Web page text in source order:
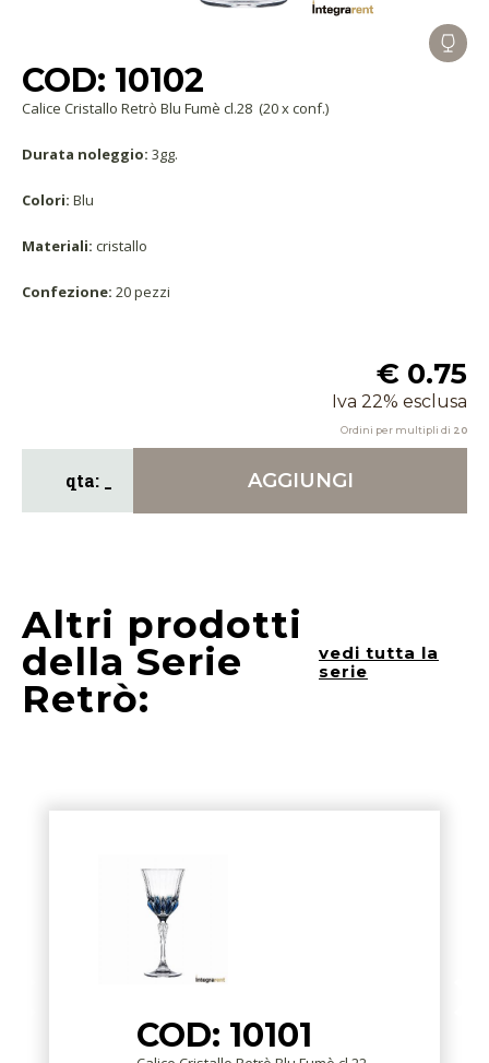
COD: 10102
Calice Cristallo Retrò Blu Fumè cl.28 (20 x conf.)
Durata noleggio: 3gg.
Colori: Blu
Materiali: cristallo
Confezione: 20 pezzi
€ 0.75
Iva 22% esclusa
Ordini per multipli di 20
AGGIUNGI
Altri prodotti
della Serie
Retrò:
vedi tutta la
serie
COD: 10101